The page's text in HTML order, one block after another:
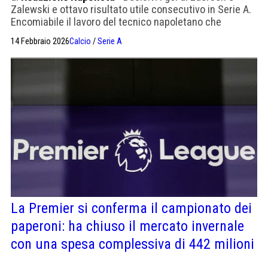
Zalewski e ottavo risultato utile consecutivo in Serie A.
Encomiabile il lavoro del tecnico napoletano che
Raspadori
14 Febbraio 2026Calcio /Serie A
La Premier si conferma il campionato dei
paperoni: ha chiuso il mercato invernale
con una spesa complessiva di 442 milioni